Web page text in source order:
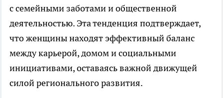
с семейными заботами и общественной
деятельностью. Эта тенденция подтверждает,
что женщины находят эффективный баланс
между карьерой, домом и социальными
инициативами, оставаясь важной движущей
силой регионального развития.